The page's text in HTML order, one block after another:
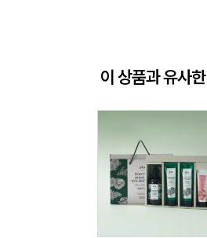
이 상품과 유사한